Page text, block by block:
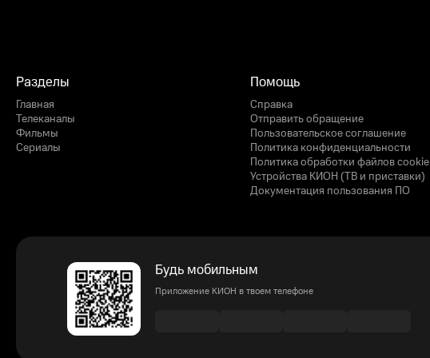
Разделы
Главная
Телеканалы
Фильмы
Сериалы
Помощь
Справка
Отправить обращение
Пользовательское соглашение
Политика конфиденциальности
Политика обработки файлов cookie
Устройства КИОН (ТВ и приставки)
Документация пользования ПО
Будь мобильным
Приложение КИОН в твоем телефоне